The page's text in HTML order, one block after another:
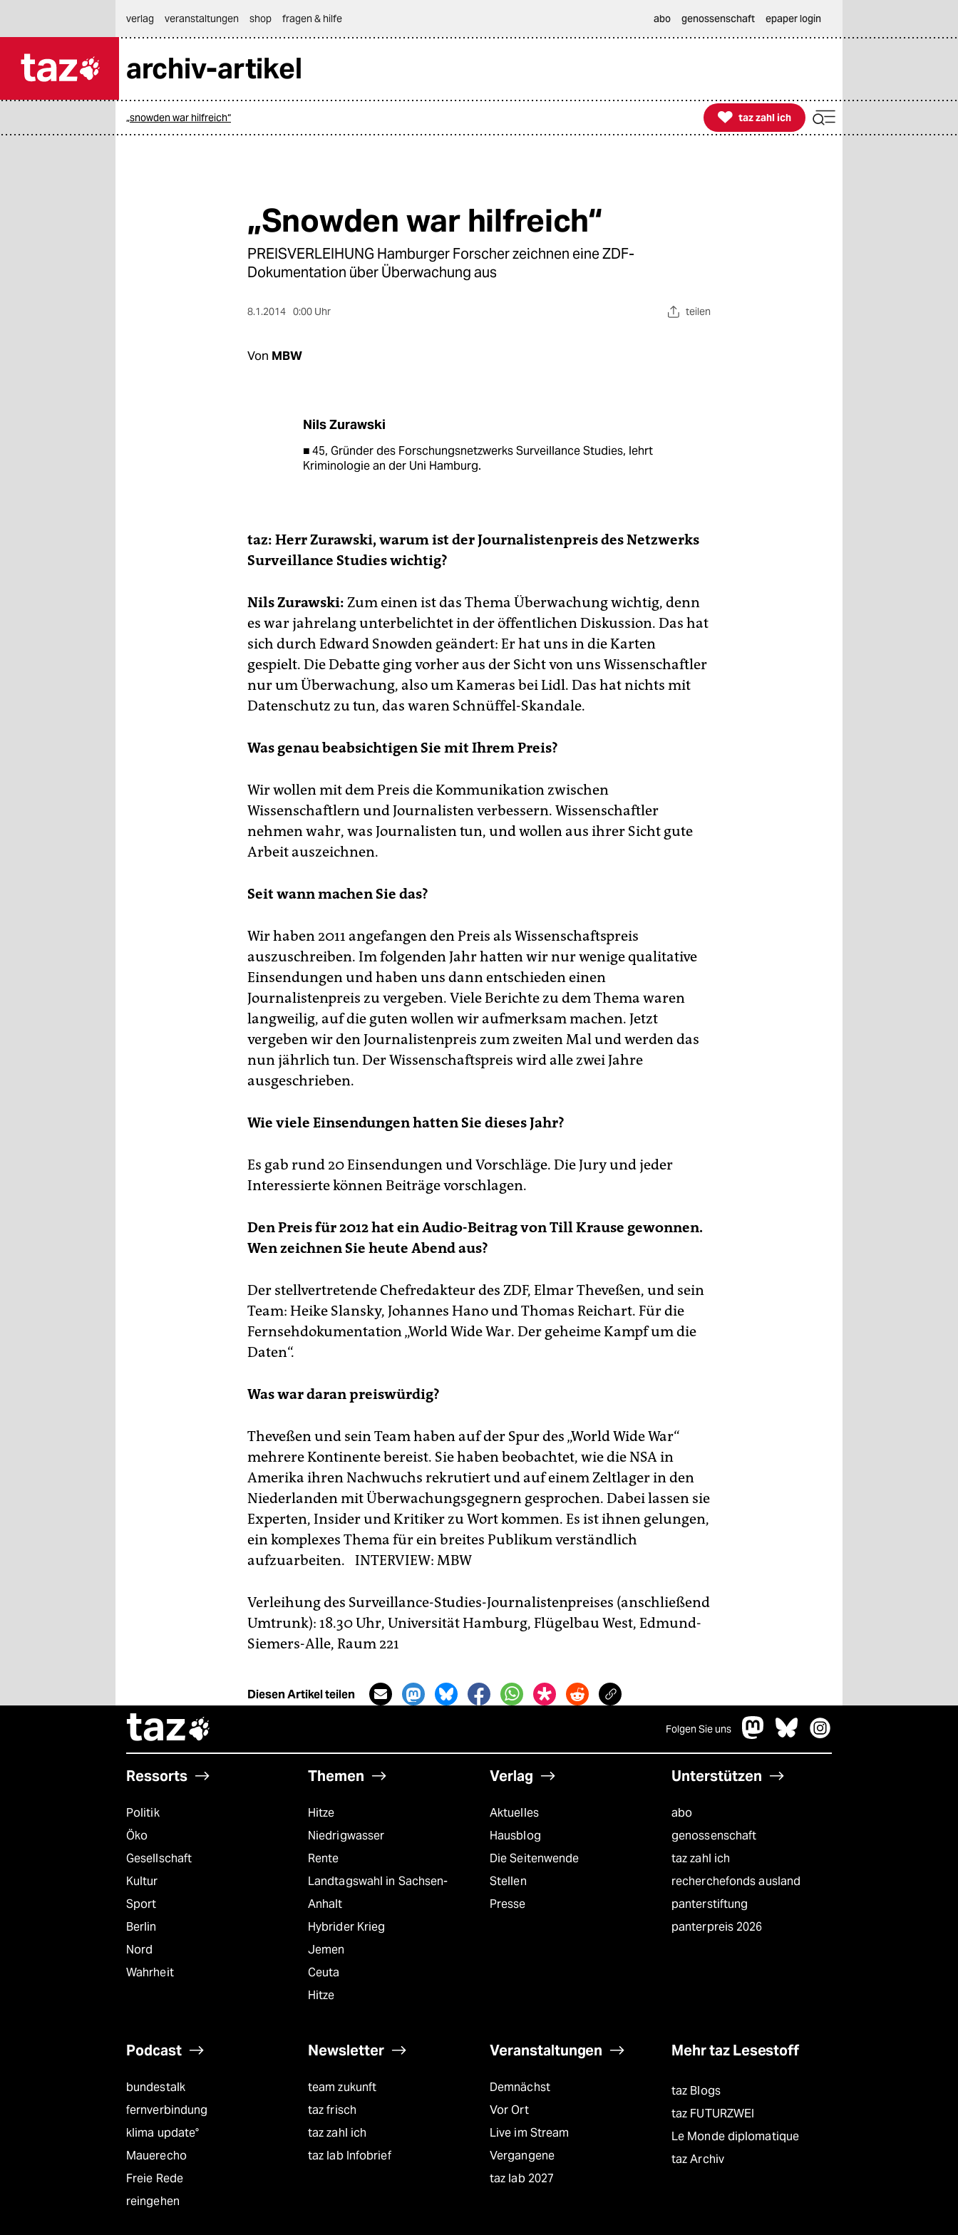
themen
verlag
veranstaltungen shop fragen & hilfe abo genossenschaft epaper login
archiv-artikel
„snowden war hilfreich“ 
taz zahl ich
taz zahl ich
„Snowden war hilfreich“
PREISVERLEIHUNG Hamburger Forscher zeichnen eine ZDF-
Dokumentation über Überwachung aus
8.1.2014 0:00 Uhr teilen
Von MBW
Nils Zurawski
■ 45, Gründer des Forschungsnetzwerks Surveillance Studies, lehrt
Kriminologie an der Uni Hamburg.
taz: Herr Zurawski, warum ist der Journalistenpreis des Netzwerks
Surveillance Studies wichtig?
Nils Zurawski: Zum einen ist das Thema Überwachung wichtig, denn
es war jahrelang unterbelichtet in der öffentlichen Diskussion. Das hat
sich durch Edward Snowden geändert: Er hat uns in die Karten
gespielt. Die Debatte ging vorher aus der Sicht von uns Wissenschaftler
nur um Überwachung, also um Kameras bei Lidl. Das hat nichts mit
Datenschutz zu tun, das waren Schnüffel-Skandale.
Was genau beabsichtigen Sie mit Ihrem Preis?
Wir wollen mit dem Preis die Kommunikation zwischen
Wissenschaftlern und Journalisten verbessern. Wissenschaftler
nehmen wahr, was Journalisten tun, und wollen aus ihrer Sicht gute
Arbeit auszeichnen.
Seit wann machen Sie das?
Wir haben 2011 angefangen den Preis als Wissenschaftspreis
auszuschreiben. Im folgenden Jahr hatten wir nur wenige qualitative
Einsendungen und haben uns dann entschieden einen
Journalistenpreis zu vergeben. Viele Berichte zu dem Thema waren
langweilig, auf die guten wollen wir aufmerksam machen. Jetzt
vergeben wir den Journalistenpreis zum zweiten Mal und werden das
nun jährlich tun. Der Wissenschaftspreis wird alle zwei Jahre
ausgeschrieben.
Wie viele Einsendungen hatten Sie dieses Jahr?
Es gab rund 20 Einsendungen und Vorschläge. Die Jury und jeder
Interessierte können Beiträge vorschlagen.
Den Preis für 2012 hat ein Audio-Beitrag von Till Krause gewonnen.
Wen zeichnen Sie heute Abend aus?
Der stellvertretende Chefredakteur des ZDF, Elmar Theveßen, und sein
Team: Heike Slansky, Johannes Hano und Thomas Reichart. Für die
Fernsehdokumentation „World Wide War. Der geheime Kampf um die
Daten“.
Was war daran preiswürdig?
Theveßen und sein Team haben auf der Spur des „World Wide War“
mehrere Kontinente bereist. Sie haben beobachtet, wie die NSA in
Amerika ihren Nachwuchs rekrutiert und auf einem Zeltlager in den
Niederlanden mit Überwachungsgegnern gesprochen. Dabei lassen sie
Experten, Insider und Kritiker zu Wort kommen. Es ist ihnen gelungen,
ein komplexes Thema für ein breites Publikum verständlich
aufzuarbeiten. INTERVIEW: MBW
Verleihung des Surveillance-Studies-Journalistenpreises (anschließend
Umtrunk): 18.30 Uhr, Universität Hamburg, Flügelbau West, Edmund-
Siemers-Alle, Raum 221
Diesen Artikel teilen
taz Folgen Sie uns
Ressorts
Politik
Öko
Gesellschaft
Kultur
Sport
Berlin
Nord
Wahrheit
Themen
Hitze
Niedrigwasser
Rente
Landtagswahl in Sachsen-
Anhalt
Hybrider Krieg
Jemen
Ceuta
Hitze
Verlag
Aktuelles
Hausblog
Die Seitenwende
Stellen
Presse
Unterstützen
abo
genossenschaft
taz zahl ich
recherchefonds ausland
panterstiftung
panterpreis 2026
Podcast
bundestalk
fernverbindung
klima update°
Mauerecho
Freie Rede
reingehen
Newsletter
team zukunft
taz frisch
taz zahl ich
taz lab Infobrief
Veranstaltungen
Demnächst
Vor Ort
Live im Stream
Vergangene
taz lab 2027
Mehr taz Lesestoff
taz Blogs
taz FUTURZWEI
Le Monde diplomatique
taz Archiv